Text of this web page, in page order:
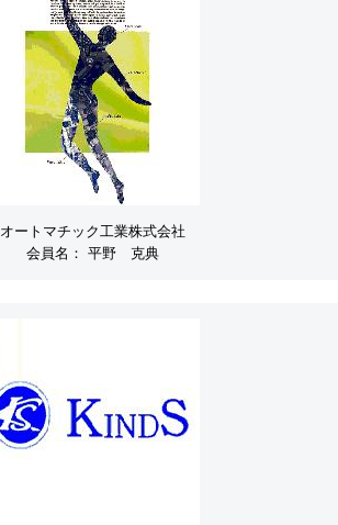
オートマチック工業株式会社
会員名： 平野 克典